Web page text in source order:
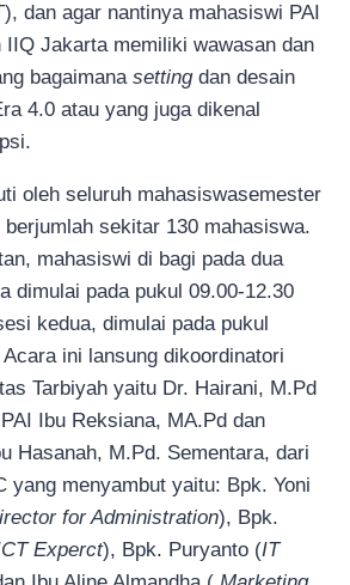
dan agar nantinya mahasiswi PAI
IIQ Jakarta memiliki wawasan dan
bagaimana settingdan desain
4.0 atau yang juga dikenal
oleh seluruh mahasiswasemester
sekitar 130 mahasiswa.
mahasiswi di bagi pada dua
dimulai pada pukul 09.00-12.30
kedua, dimulai pada pukul
ini lansung dikoordinatori
Tarbiyah yaitu Dr. Hairani, M.Pd
Ibu Reksiana, MA.Pd dan
Hasanah, M.Pd. Sementara, dari
yang menyambut yaitu: Bpk. Yoni
for Administration), Bpk.
Experct), Bpk. Puryanto (IT